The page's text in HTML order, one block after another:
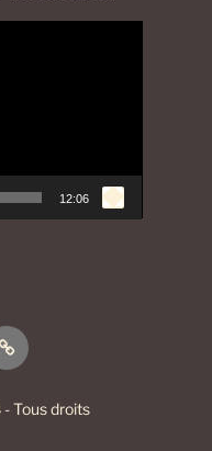
12:06
Tous droits